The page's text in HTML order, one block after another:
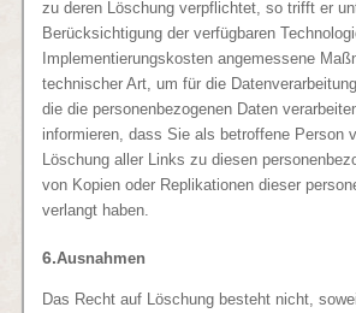
zu deren Löschung verpflichtet, so trifft er
Berücksichtigung der verfügbaren
Implementierungskosten angemessene
technischer Art, um für die
die die personenbezogenen Daten
informieren, dass Sie als betroffene Person
Löschung aller Links zu diesen
von Kopien oder Replikationen dieser
verlangt haben.
6.Ausnahmen
Das Recht auf Löschung besteht nicht,